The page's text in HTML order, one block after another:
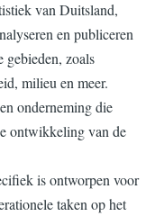
van Duitsland,
en publiceren
gebieden, zoals
milieu en meer.
onderneming die
ontwikkeling van de
is ontworpen voor
taken op het